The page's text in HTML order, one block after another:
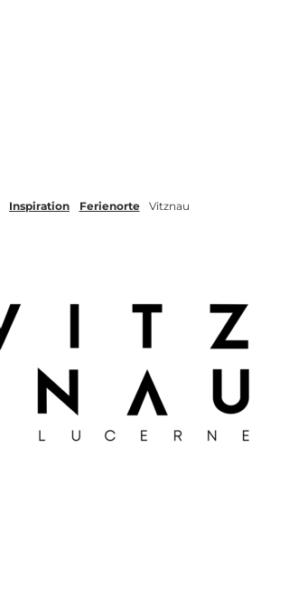
Inspiration Ferienorte Vitznau